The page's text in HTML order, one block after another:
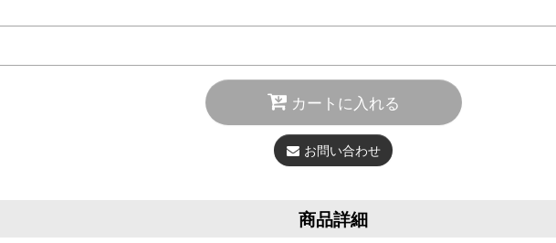
カートに入れる
お問い合わせ
商品詳細